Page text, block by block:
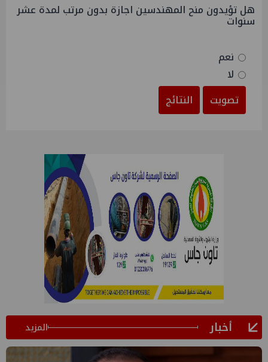
هل تؤيدون منح المهندسين اجازة بدون مرتب لمدة عشر
سنوات
نعم
لا
تصويت
النتائج
أخبار المزيد